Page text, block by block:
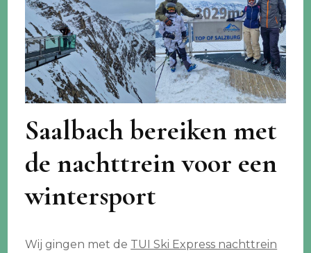
Saalbach bereiken met
de nachttrein voor een
wintersport
Wij gingen met de TUI Ski Express nachttrein